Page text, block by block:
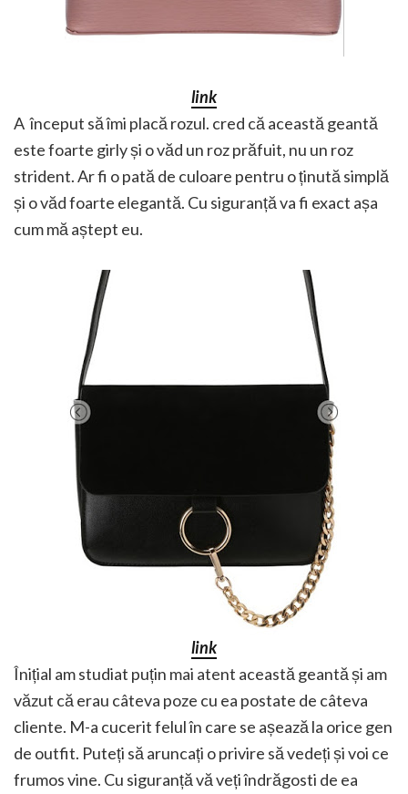
link
A început să îmi placă rozul. cred că această geantă
este foarte girly și o văd un roz prăfuit, nu un roz
strident. Ar fi o pată de culoare pentru o ținută simplă
și o văd foarte elegantă. Cu siguranță va fi exact așa
cum mă aștept eu.
link
Înițial am studiat puțin mai atent această geantă și am
văzut că erau câteva poze cu ea postate de câteva
cliente. M-a cucerit felul în care se așează la orice gen
de outfit. Puteți să aruncați o privire să vedeți și voi ce
frumos vine. Cu siguranță vă veți îndrăgosti de ea